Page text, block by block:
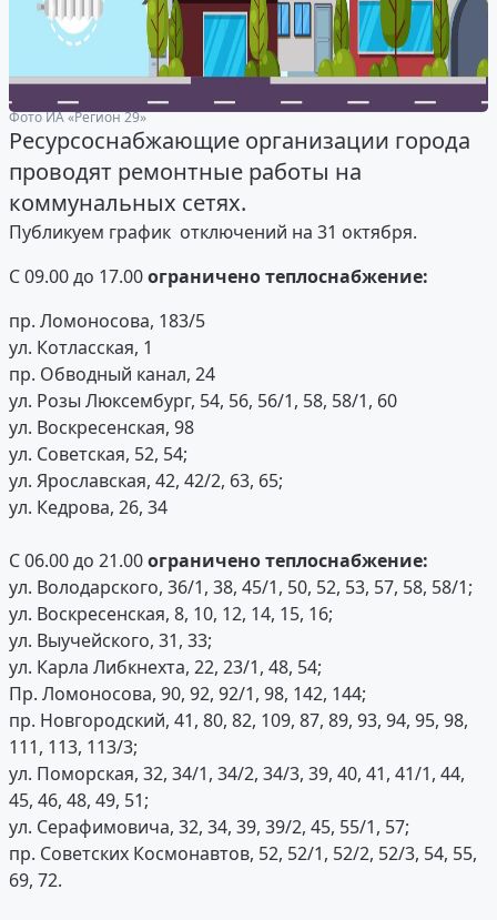
Фото ИА «Регион 29»
Ресурсоснабжающие организации города
проводят ремонтные работы на
коммунальных сетях.
Публикуем график отключений на 31 октября.
С 09.00 до 17.00ограничено теплоснабжение:
пр. Ломоносова, 183/5
ул. Котласская, 1
пр. Обводный канал, 24
ул. Розы Люксембург, 54, 56, 56/1, 58, 58/1, 60
ул. Воскресенская, 98
ул. Советская, 52, 54;
ул. Ярославская, 42, 42/2, 63, 65;
ул. Кедрова, 26, 34
С 06.00 до 21.00ограничено теплоснабжение:
ул. Володарского, 36/1, 38, 45/1, 50, 52, 53, 57, 58, 58/1;
ул. Воскресенская, 8, 10, 12, 14, 15, 16;
ул. Выучейского, 31, 33;
ул. Карла Либкнехта, 22, 23/1, 48, 54;
Пр. Ломоносова, 90, 92, 92/1, 98, 142, 144;
пр. Новгородский, 41, 80, 82, 109, 87, 89, 93, 94, 95, 98,
111, 113, 113/3;
ул. Поморская, 32, 34/1, 34/2, 34/3, 39, 40, 41, 41/1, 44,
45, 46, 48, 49, 51;
ул. Серафимовича, 32, 34, 39, 39/2, 45, 55/1, 57;
пр. Советских Космонавтов, 52, 52/1, 52/2, 52/3, 54, 55,
69, 72.